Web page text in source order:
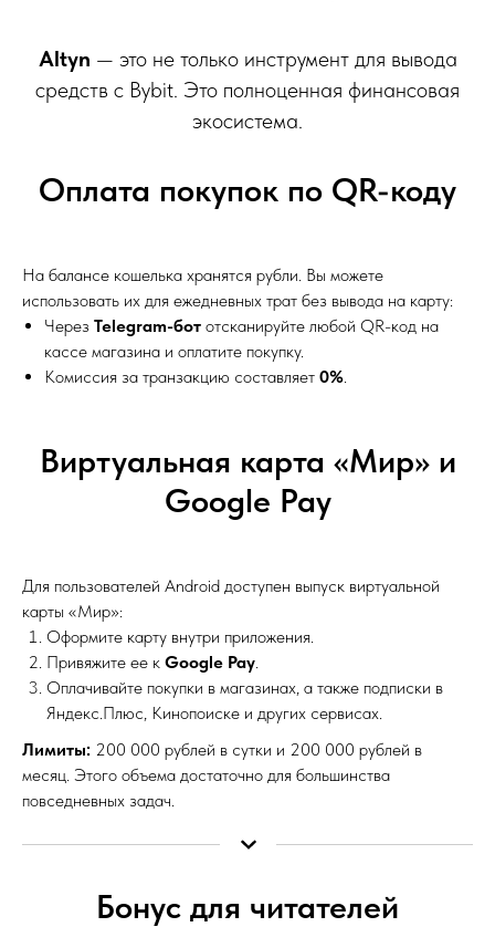
Altyn — это не только инструмент для вывода
средств с Bybit. Это полноценная финансовая
экосистема.
Оплата покупок по QR-коду
На балансе кошелька хранятся рубли. Вы можете
использовать их для ежедневных трат без вывода на карту:
Через Telegram-бот отсканируйте любой QR-код на
кассе магазина и оплатите покупку.
Комиссия за транзакцию составляет 0%.
Виртуальная карта «Мир» и
Google Pay
Для пользователей Android доступен выпуск виртуальной
карты «Мир»:
Оформите карту внутри приложения.
Привяжите ее к Google Pay.
Оплачивайте покупки в магазинах, а также подписки в
Яндекс.Плюс, Кинопоиске и других сервисах.
Лимиты: 200 000 рублей в сутки и 200 000 рублей в
месяц. Этого объема достаточно для большинства
повседневных задач.
Бонус для читателей